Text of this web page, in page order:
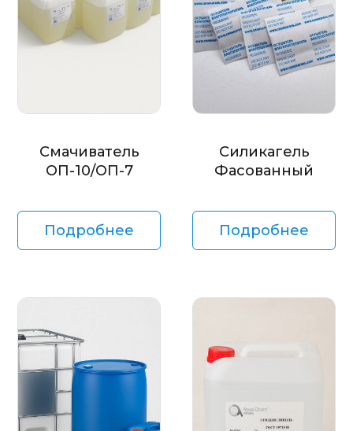
Смачиватель
ОП-10/ОП-7
Подробнее
Силикагель
Фасованный
Подробнее